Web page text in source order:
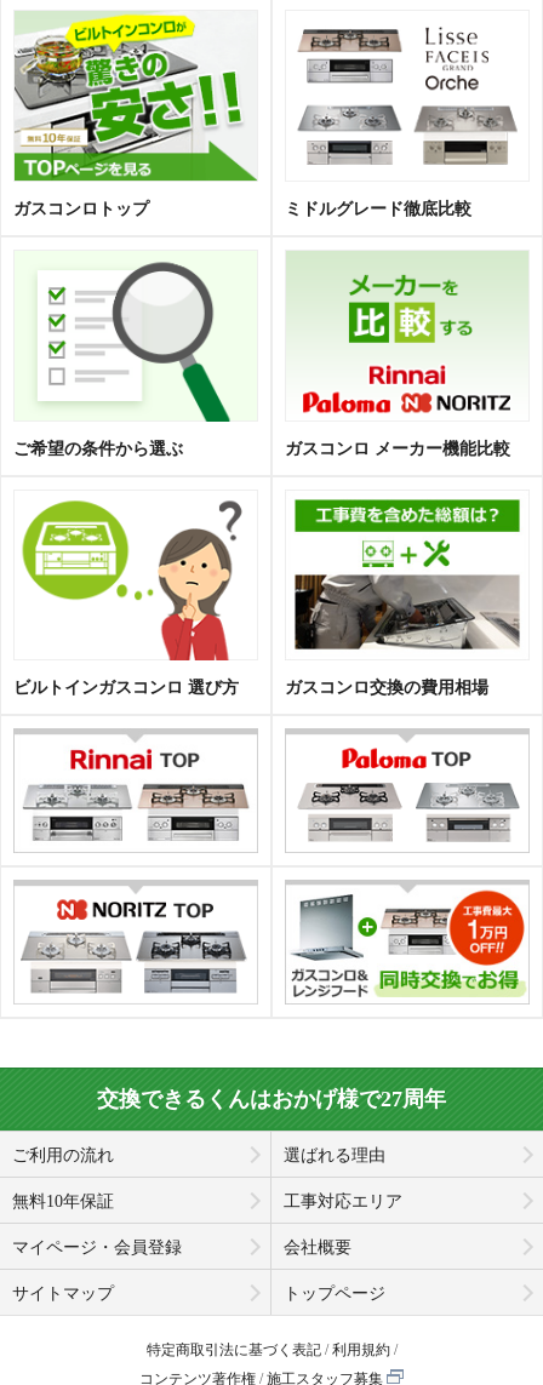
ガスコンロトップ ミドルグレード徹底比較
ご希望の条件から選ぶ ガスコンロ メーカー機能比較
ビルトインガスコンロ 選び方 ガスコンロ交換の費用相場
交換できるくんはおかげ様で27周年
ご利用の流れ 選ばれる理由
無料10年保証 工事対応エリア
マイページ・会員登録 会社概要
サイトマップ トップページ
特定商取引法に基づく表記
利用規約
コンテンツ著作権
施工スタッフ募集